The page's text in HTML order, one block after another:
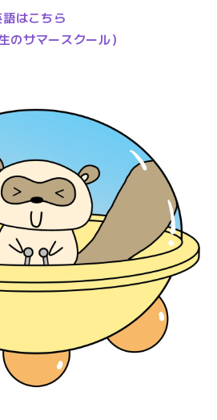
はこちら
のサマースクール）